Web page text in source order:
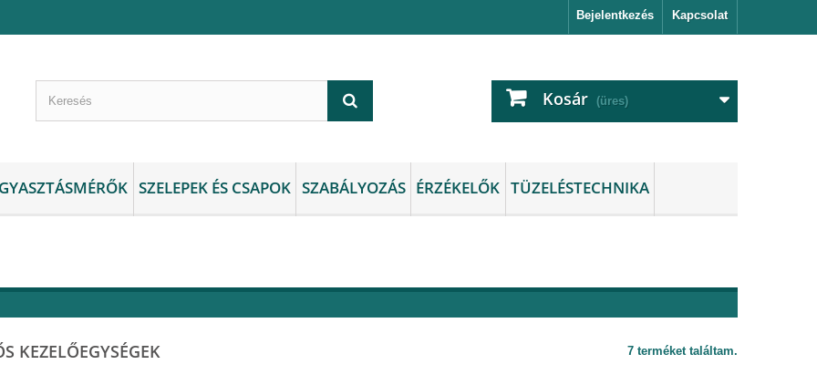
Kapcsolat
Bejelentkezés
Kosár (üres)
SZELEPEK ÉS CSAPOK SZABÁLYOZÁS ÉRZÉKELŐK TÜZELÉSTECHNIKA
KEZELŐEGYSÉGEK 7 terméket találtam.